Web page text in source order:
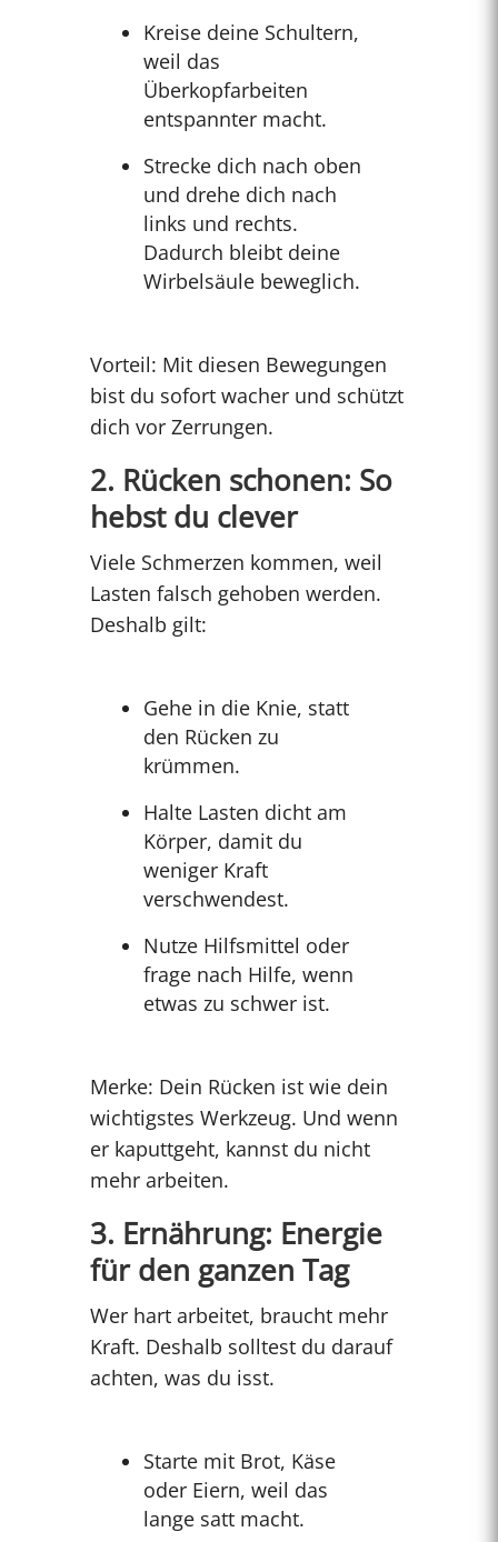
Kreise deine Schultern,
weil das
Überkopfarbeiten
entspannter macht.
Strecke dich nach oben
und drehe dich nach
links und rechts.
Dadurch bleibt deine
Wirbelsäule beweglich.
Vorteil: Mit diesen Bewegungen
bist du sofort wacher und schützt
dich vor Zerrungen.
2. Rücken schonen: So
hebst du clever
Viele Schmerzen kommen, weil
Lasten falsch gehoben werden.
Deshalb gilt:
Gehe in die Knie, statt
den Rücken zu
krümmen.
Halte Lasten dicht am
Körper, damit du
weniger Kraft
verschwendest.
Nutze Hilfsmittel oder
frage nach Hilfe, wenn
etwas zu schwer ist.
Merke: Dein Rücken ist wie dein
wichtigstes Werkzeug. Und wenn
er kaputtgeht, kannst du nicht
mehr arbeiten.
3. Ernährung: Energie
für den ganzen Tag
Wer hart arbeitet, braucht mehr
Kraft. Deshalb solltest du darauf
achten, was du isst.
Starte mit Brot, Käse
oder Eiern, weil das
lange satt macht.